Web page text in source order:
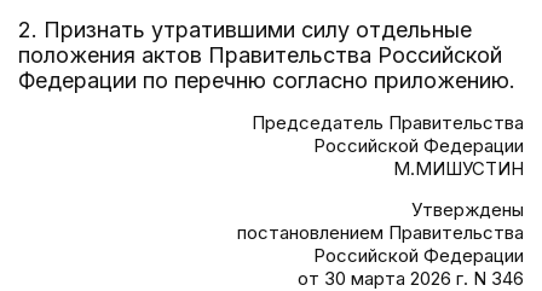
2. Признать утратившими силу отдельные
положения актов Правительства Российской
Федерации по перечню согласно приложению.
Председатель Правительства
Российской Федерации
М.МИШУСТИН
Утверждены
постановлением Правительства
Российской Федерации
от 30 марта 2026 г. N 346